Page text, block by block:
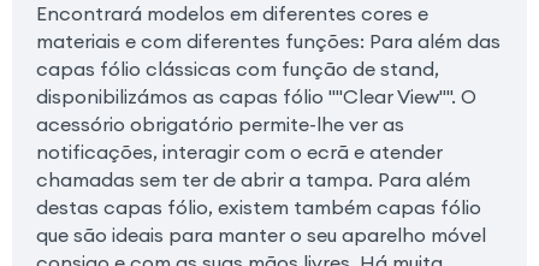
Encontrará modelos em diferentes cores e
materiais e com diferentes funções: Para além das
capas fólio clássicas com função de stand,
disponibilizámos as capas fólio ""Clear View"". O
acessório obrigatório permite-lhe ver as
notificações, interagir com o ecrã e atender
chamadas sem ter de abrir a tampa. Para além
destas capas fólio, existem também capas fólio
que são ideais para manter o seu aparelho móvel